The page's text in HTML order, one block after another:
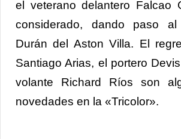
el veterano delantero Falcao
considerado, dando paso
Durán del Aston Villa. El
Santiago Arias, el portero
volante Richard Ríos son
novedades en la «Tricolor».